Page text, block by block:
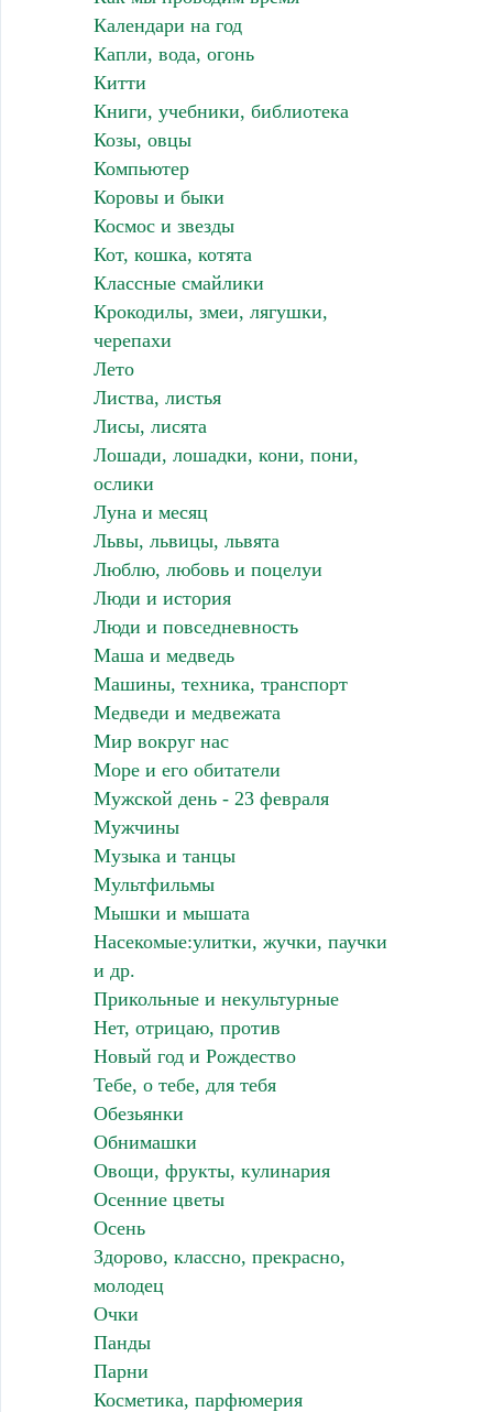
Календари на год
Капли, вода, огонь
Китти
Книги, учебники, библиотека
Козы, овцы
Компьютер
Коровы и быки
Космос и звезды
Кот, кошка, котята
Классные смайлики
Крокодилы, змеи, лягушки,
черепахи
Лето
Листва, листья
Лисы, лисята
Лошади, лошадки, кони, пони,
ослики
Луна и месяц
Львы, львицы, львята
Люблю, любовь и поцелуи
Люди и история
Люди и повседневность
Маша и медведь
Машины, техника, транспорт
Медведи и медвежата
Мир вокруг нас
Море и его обитатели
Мужской день - 23 февраля
Мужчины
Музыка и танцы
Мультфильмы
Мышки и мышата
Насекомые:улитки, жучки, паучки
и др.
Прикольные и некультурные
Нет, отрицаю, против
Новый год и Рождество
Тебе, о тебе, для тебя
Обезьянки
Обнимашки
Овощи, фрукты, кулинария
Осенние цветы
Осень
Здорово, классно, прекрасно,
молодец
Очки
Панды
Парни
Косметика, парфюмерия